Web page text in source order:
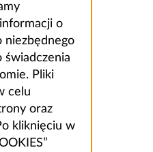
o
niezbędnego
świadczenia
Pliki
celu
oraz
kliknięciu w